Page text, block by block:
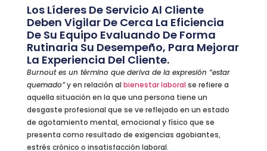
Los Líderes De Servicio Al Cliente
Deben Vigilar De Cerca La Eficiencia
De Su Equipo Evaluando De Forma
Rutinaria Su Desempeño, Para Mejorar
La Experiencia Del Cliente.
Burnout es un término que deriva de la expresión “estar
quemado”y en relación al bienestar laboral se refiere a
aquella situación en la que una persona tiene un
desgaste profesional que se ve reflejado en un estado
de agotamiento mental, emocional y físico que se
presenta como resultado de exigencias agobiantes,
estrés crónico o insatisfacción laboral.